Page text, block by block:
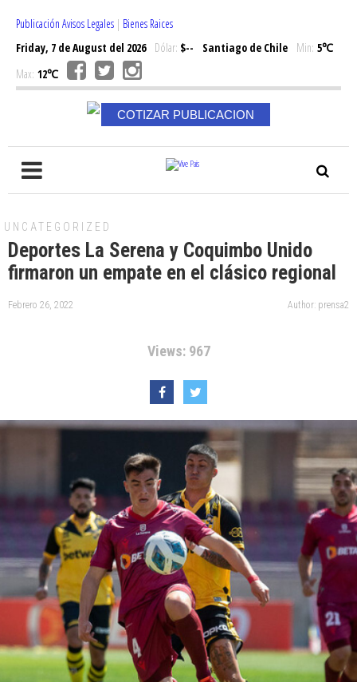
Publicación Avisos Legales | Bienes Raices
Friday, 7 de August del 2026Dólar: $-- Santiago de Chile Min: 5℃
Max: 12℃
COTIZAR PUBLICACION
UNCATEGORIZED
Deportes La Serena y Coquimbo Unido
firmaron un empate en el clásico regional
Febrero 26, 2022 Author: prensa2
Views: 967